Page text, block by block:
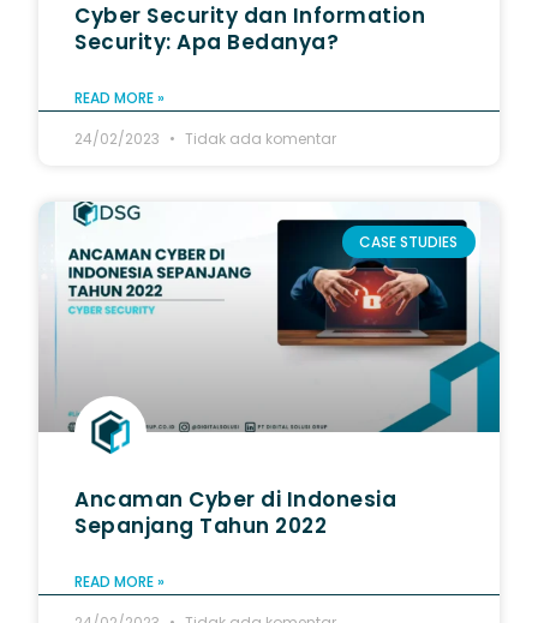
Cyber Security dan Information
Security: Apa Bedanya?
READ MORE »
24/02/2023
Tidak ada komentar
CASE STUDIES
Ancaman Cyber di Indonesia
Sepanjang Tahun 2022
READ MORE »